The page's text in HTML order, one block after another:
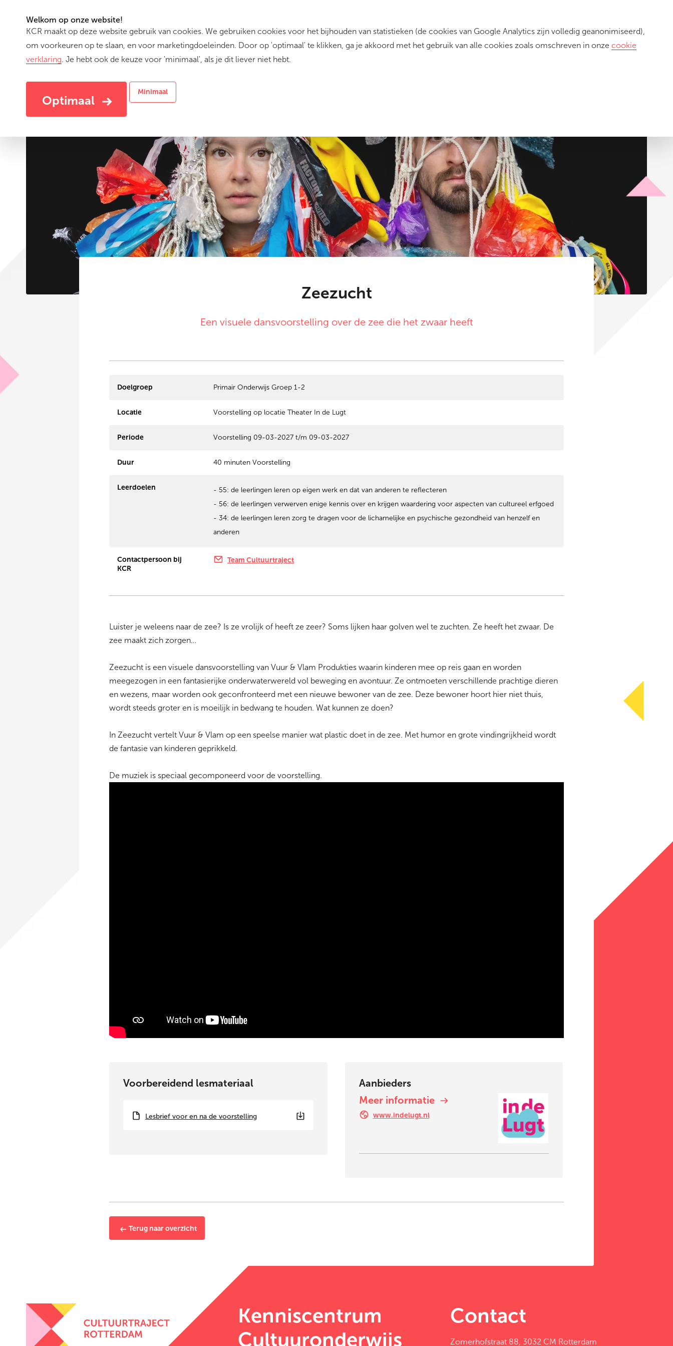
Welkom op onze website!
KCR maakt op deze website gebruik van cookies. We gebruiken cookies voor het bijhouden van statistieken (de cookies van Google Analytics zijn volledig geanonimiseerd),
om voorkeuren op te slaan, en voor marketingdoeleinden. Door op 'optimaal' te klikken, ga je akkoord met het gebruik van alle cookies zoals omschreven in onze cookie
verklaring. Je hebt ook de keuze voor 'minimaal', als je dit liever niet hebt.
Optimaal
Minimaal
Activiteiten(current)Zo werkt het Dit zijn wij Contact Inloggen
Zeezucht
Een visuele dansvoorstelling over de zee die het zwaar heeft
Doelgroep Primair Onderwijs Groep 1-2
Locatie Voorstelling op locatie Theater In de Lugt
Periode Voorstelling 09-03-2027 t/m 09-03-2027
Duur 40 minuten Voorstelling
Leerdoelen
- 55: de leerlingen leren op eigen werk en dat van anderen te reflecteren
- 56: de leerlingen verwerven enige kennis over en krijgen waardering voor aspecten van cultureel erfgoed
- 34: de leerlingen leren zorg te dragen voor de lichamelijke en psychische gezondheid van henzelf en
anderen
Contactpersoon bij
KCR
Team Cultuurtraject
Luister je weleens naar de zee? Is ze vrolijk of heeft ze zeer? Soms lijken haar golven wel te zuchten. Ze heeft het zwaar. De
zee maakt zich zorgen…
Zeezucht is een visuele dansvoorstelling van Vuur & Vlam Produkties waarin kinderen mee op reis gaan en worden
meegezogen in een fantasierijke onderwaterwereld vol beweging en avontuur. Ze ontmoeten verschillende prachtige dieren
en wezens, maar worden ook geconfronteerd met een nieuwe bewoner van de zee. Deze bewoner hoort hier niet thuis,
wordt steeds groter en is moeilijk in bedwang te houden. Wat kunnen ze doen?
In Zeezucht vertelt Vuur & Vlam op een speelse manier wat plastic doet in de zee. Met humor en grote vindingrijkheid wordt
de fantasie van kinderen geprikkeld.
De muziek is speciaal gecomponeerd voor de voorstelling.
Voorbereidend lesmateriaal
Lesbrief voor en na de voorstelling
Aanbieders
Meer informatie
www.indelugt.nl
Terug naar overzicht
Kenniscentrum
Cultuuronderwijs
Contact
Zomerhofstraat 88, 3032 CM Rotterdam